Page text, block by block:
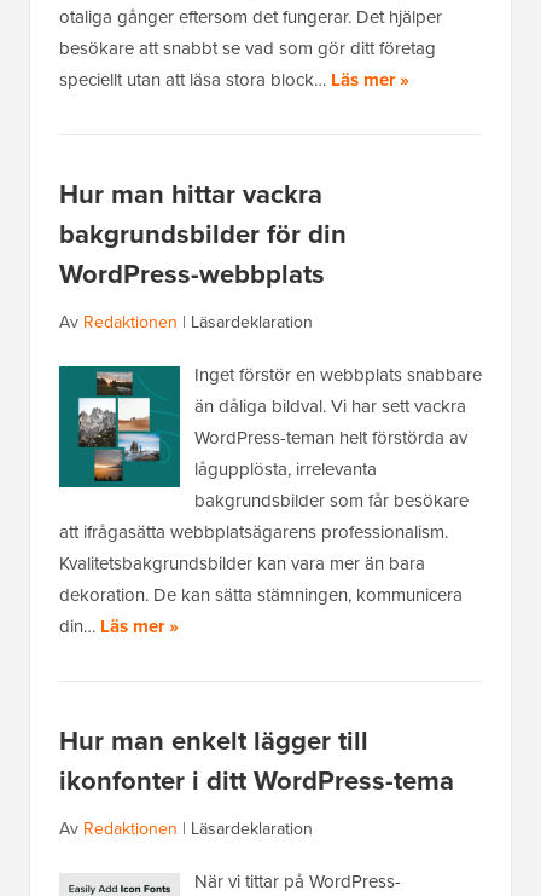
otaliga gånger eftersom det fungerar. Det hjälper
besökare att snabbt se vad som gör ditt företag
speciellt utan att läsa stora block… Läs mer »
Hur man hittar vackra
bakgrundsbilder för din
WordPress-webbplats
Av Redaktionen | Läsardeklaration
Inget förstör en webbplats snabbare
än dåliga bildval. Vi har sett vackra
WordPress-teman helt förstörda av
lågupplösta, irrelevanta
bakgrundsbilder som får besökare
att ifrågasätta webbplatsägarens professionalism.
Kvalitetsbakgrundsbilder kan vara mer än bara
dekoration. De kan sätta stämningen, kommunicera
din… Läs mer »
Hur man enkelt lägger till
ikonfonter i ditt WordPress-tema
Av Redaktionen | Läsardeklaration
När vi tittar på WordPress-